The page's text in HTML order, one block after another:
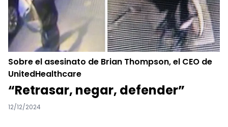
Sobre el asesinato de Brian Thompson, el CEO de
UnitedHealthcare
“Retrasar, negar, defender”
12/12/2024